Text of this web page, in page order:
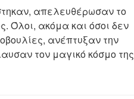
απελευθέρωσαν το
Όλοι, ακόμα και όσοι δεν
ανέπτυξαν την
τον μαγικό κόσμο της